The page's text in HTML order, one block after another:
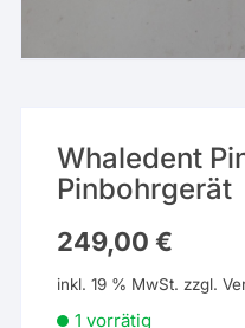
Whaledent
Pinbohrgerät
249,00€
inkl. 19 % MwSt. zzgl.
1 vorrätig